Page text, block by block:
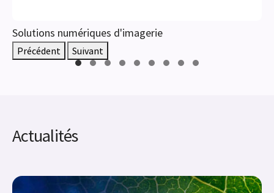
Solutions numériques d'imagerie
Précédent Suivant
Actualités